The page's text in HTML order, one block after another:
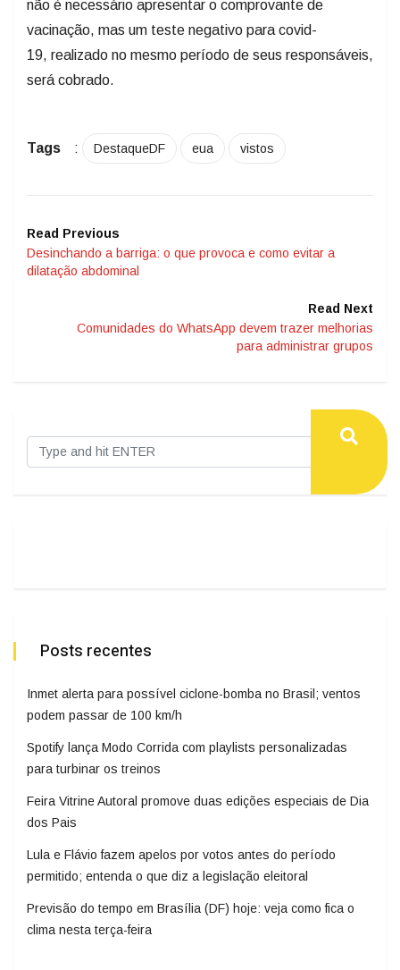
não é necessário apresentar o comprovante de
vacinação, mas um teste negativo para covid-
19, realizado no mesmo período de seus responsáveis,
será cobrado.
Tags : DestaqueDF eua vistos
Read Previous
Desinchando a barriga: o que provoca e como evitar a
dilatação abdominal
Read Next
Comunidades do WhatsApp devem trazer melhorias
para administrar grupos
Posts recentes
Inmet alerta para possível ciclone-bomba no Brasil; ventos
podem passar de 100 km/h
Spotify lança Modo Corrida com playlists personalizadas
para turbinar os treinos
Feira Vitrine Autoral promove duas edições especiais de Dia
dos Pais
Lula e Flávio fazem apelos por votos antes do período
permitido; entenda o que diz a legislação eleitoral
Previsão do tempo em Brasília (DF) hoje: veja como fica o
clima nesta terça-feira